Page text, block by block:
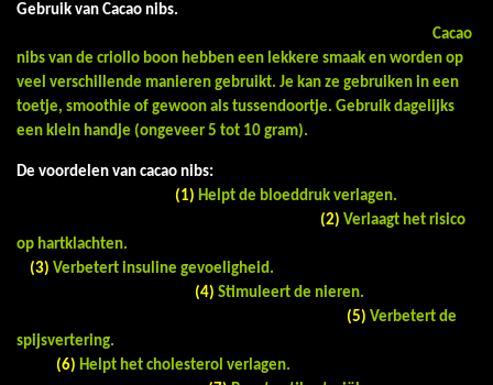
Gebruik van Cacao nibs.
Cacao
nibs van de criollo boon hebben een lekkere smaak en worden op
veel verschillende manieren gebruikt. Je kan ze gebruiken in een
toetje, smoothie of gewoon als tussendoortje. Gebruik dagelijks
een klein handje (ongeveer 5 tot 10 gram).
De voordelen van cacao nibs:
(1) Helpt de bloeddruk verlagen.
(2) Verlaagt het risico
op hartklachten.
(3) Verbetert insuline gevoeligheid.
(4) Stimuleert de nieren.
(5) Verbetert de
spijsvertering.
(6) Helpt het cholesterol verlagen.